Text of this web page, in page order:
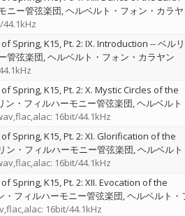
ニー管弦楽団 ヘルベルト・フォン・カラヤ
Spring, K15, Pt. 2: IX. Introduction --ベルリ
管弦楽団 ヘルベルト・フォン・カラヤン
Spring, K15, Pt. 2: X. Mystic Circles of the
ン・フィルハーモニー管弦楽団 ヘルベルト
16bit/44.1kHz
Spring, K15, Pt. 2: XI. Glorification of the
ン・フィルハーモニー管弦楽団 ヘルベルト
16bit/44.1kHz
Spring, K15, Pt. 2: XII. Evocation of the
・フィルハーモニー管弦楽団 ヘルベルト・
16bit/44.1kHz